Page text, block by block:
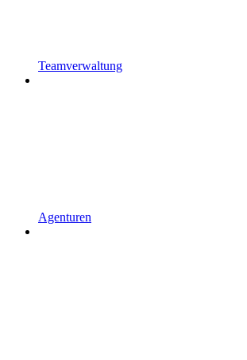
Teamverwaltung
Agenturen